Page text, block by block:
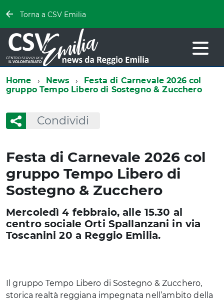
Torna a CSV Emilia
Home News
Festa di Carnevale 2026 col
gruppo Tempo Libero di Sostegno & Zucchero
Festa di Carnevale 2026 col
gruppo Tempo Libero di
Sostegno & Zucchero
Mercoledì 4 febbraio, alle 15.30 al
centro sociale Orti Spallanzani in via
Toscanini 20 a Reggio Emilia.
Condividi
Il gruppo Tempo Libero di Sostegno & Zucchero,
storica realtà reggiana impegnata nell’ambito della